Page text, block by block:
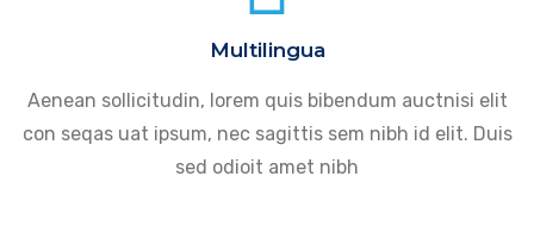
Multilingua
Aenean sollicitudin, lorem quis bibendum auctnisi elit
con seqas uat ipsum, nec sagittis sem nibh id elit. Duis
sed odioit amet nibh